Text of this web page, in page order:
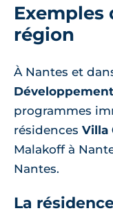
Exemples
région
À Nantes et
Développement
programmes
résidences Villa
Malakoff à
Nantes.
La